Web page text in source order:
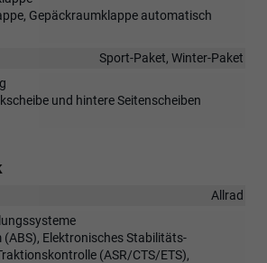
Gepäckraumklappe automatisch
Sport-Paket, Winter-Paket
und hintere Seitenscheiben
Allrad
Elektronisches Stabilitäts-
(ASR/CTS/ETS),